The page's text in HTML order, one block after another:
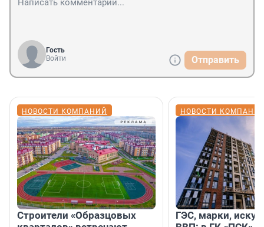
Гость
Войти
Отправить
НОВОСТИ КОМПАНИЙ
Строители «Образцовых
НОВОСТИ
ГЭС, марки,